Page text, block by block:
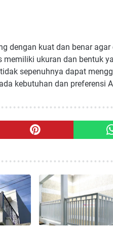
dengan kuat dan benar
ukuran dan bentuk
sepenuhnya dapat
kebutuhan dan preferensi